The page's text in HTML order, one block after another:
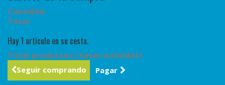
Cantidad
Total
Hay 1 artículo en su cesta.
Total productos: (tasas incluídas)
Seguir comprando Pagar